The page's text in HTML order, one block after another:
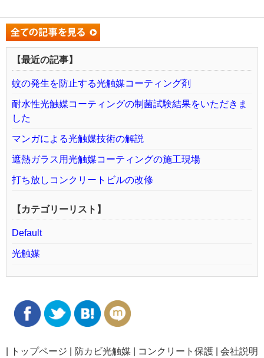
【最近の記事】
蚊の発生を防止する光触媒コーティング剤
耐水性光触媒コーティングの制菌試験結果をいただきま
した
マンガによる光触媒技術の解説
遮熱ガラス用光触媒コーティングの施工現場
打ち放しコンクリートビルの改修
【カテゴリーリスト】
Default
光触媒
トップページ 防カビ光触媒 コンクリート保護 会社説明